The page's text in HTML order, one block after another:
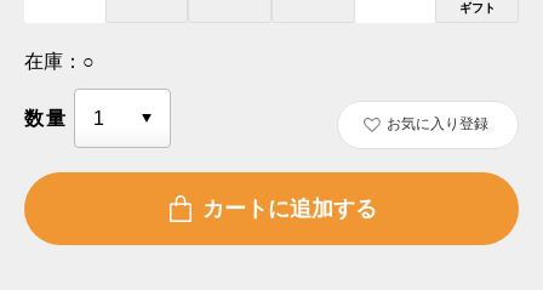
ギフト
在庫： ○
数量 お気に入り登録